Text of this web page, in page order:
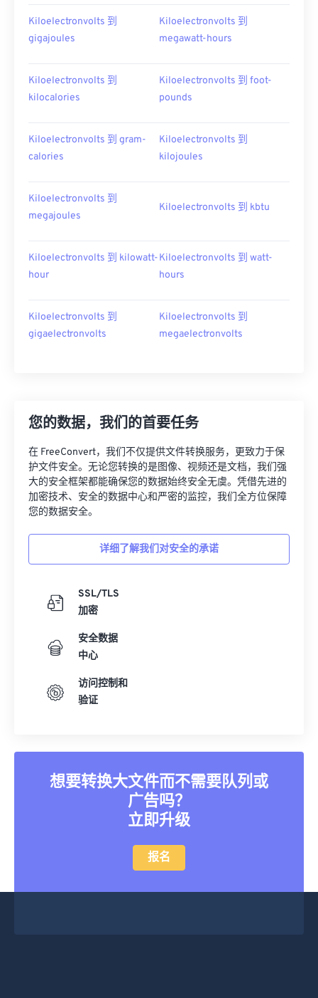
Kiloelectronvolts 到
gigajoules
Kiloelectronvolts 到
megawatt-hours
Kiloelectronvolts 到
kilocalories
Kiloelectronvolts 到 foot-
pounds
Kiloelectronvolts 到 gram-
calories
Kiloelectronvolts 到
kilojoules
Kiloelectronvolts 到
megajoules
Kiloelectronvolts 到 kbtu
Kiloelectronvolts 到 kilowatt-
hour
Kiloelectronvolts 到 watt-
hours
Kiloelectronvolts 到
gigaelectronvolts
Kiloelectronvolts 到
megaelectronvolts
您的数据，我们的首要任务
在 FreeConvert，我们不仅提供文件转换服务，更致力于保
护文件安全。无论您转换的是图像、视频还是文档，我们强
大的安全框架都能确保您的数据始终安全无虞。凭借先进的
加密技术、安全的数据中心和严密的监控，我们全方位保障
您的数据安全。
详细了解我们对安全的承诺
SSL/TLS
加密
安全数据
中心
访问控制和
验证
想要转换大文件而不需要队列或
广告吗？
立即升级
报名